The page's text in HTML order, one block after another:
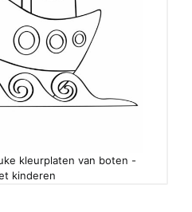
kleurplaten van boten -
kinderen